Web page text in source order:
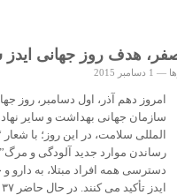
هدف روز جهانی ایدز سال
— 1 دسامبر 2015
امروز دهم آذر، اول دسامبر، روز
سازمان جهانی بهداشت و سایر
المللی سلامت، در این روز؛ با شعار
رساندن موارد جدید آلودگی و
دسترسی همه افراد مبتلا، به دارو